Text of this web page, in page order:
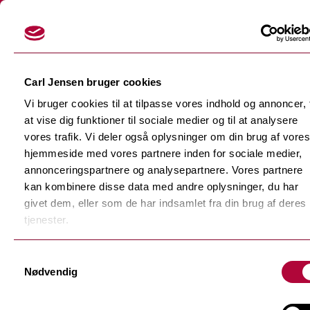
Carl Jensen bruger cookies
Vi bruger cookies til at tilpasse vores indhold og annoncer,
at vise dig funktioner til sociale medier og til at analysere
vores trafik. Vi deler også oplysninger om din brug af vores
hjemmeside med vores partnere inden for sociale medier,
annonceringspartnere og analysepartnere. Vores partnere
kan kombinere disse data med andre oplysninger, du har
givet dem, eller som de har indsamlet fra din brug af deres
tjenester.
Nødvendig
Skærefolier
Tilbage
Dekorationsfolier
Tilbage
Støbte dekorationsfolier
Monomere dekorationsfolie